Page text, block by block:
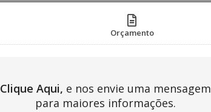
Orçamento
Clique Aqui, e nos envie uma mensagem
para maiores informações.